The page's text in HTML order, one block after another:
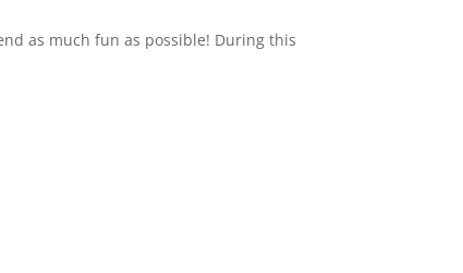
as much fun as possible! During this